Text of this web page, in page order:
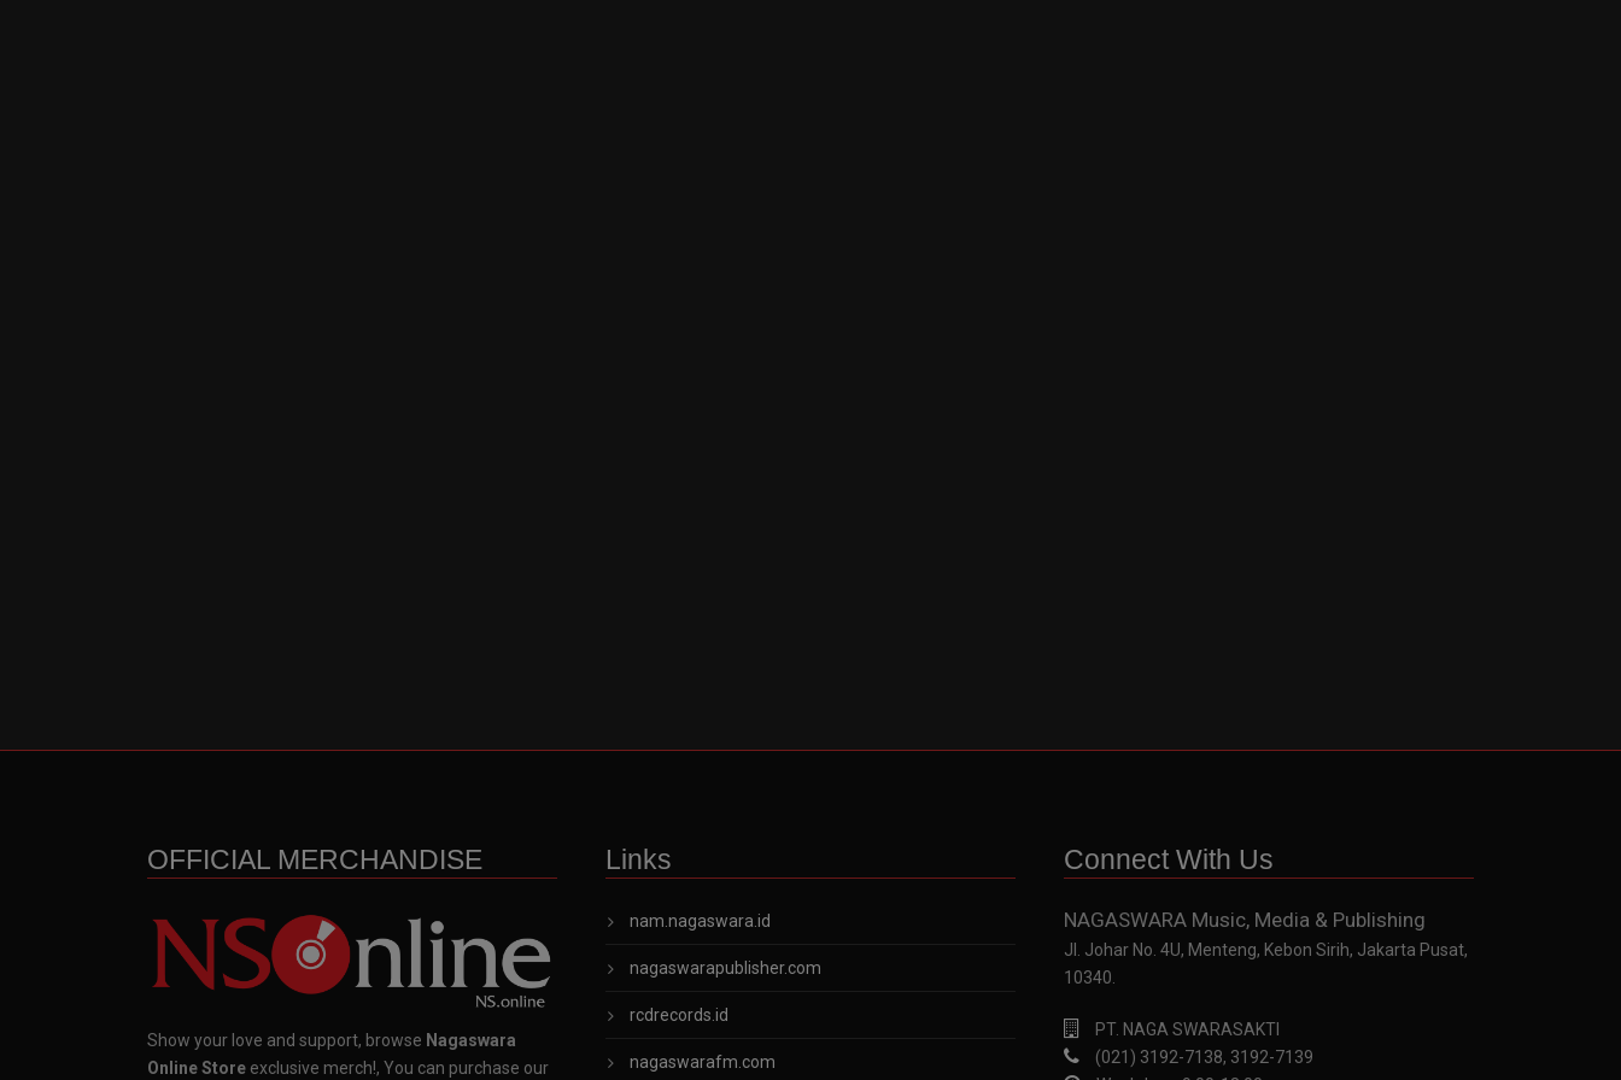
OFFICIAL MERCHANDISE
Show your love and support, browse Nagaswara
Online Store exclusive merch!, You can purchase our
Links
nam.nagaswara.id
nagaswarapublisher.com
rcdrecords.id
nagaswarafm.com
Connect With Us
NAGASWARA Music, Media & Publishing
Jl. Johar No. 4U, Menteng, Kebon Sirih, Jakarta Pusat,
10340.
PT. NAGA SWARASAKTI
(021) 3192-7138, 3192-7139